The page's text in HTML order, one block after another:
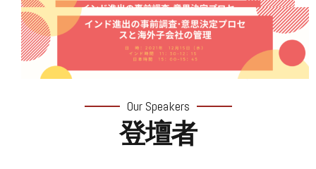
Our Speakers
登壇者